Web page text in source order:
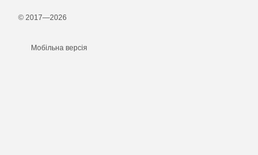
© 2017—2026
Мобільна версія